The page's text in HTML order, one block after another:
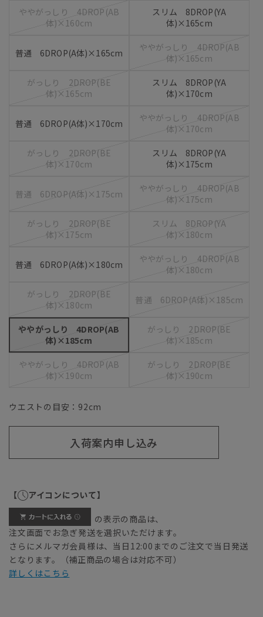
ややがっしり 4DROP(AB
体)×160cm
スリム 8DROP(YA
体)×165cm
普通 6DROP(A体)×165cm
ややがっしり 4DROP(AB
体)×165cm
がっしり 2DROP(BE
体)×165cm
スリム 8DROP(YA
体)×170cm
普通 6DROP(A体)×170cm
ややがっしり 4DROP(AB
体)×170cm
がっしり 2DROP(BE
体)×170cm
スリム 8DROP(YA
体)×175cm
普通 6DROP(A体)×175cm
ややがっしり 4DROP(AB
体)×175cm
がっしり 2DROP(BE
体)×175cm
スリム 8DROP(YA
体)×180cm
普通 6DROP(A体)×180cm
ややがっしり 4DROP(AB
体)×180cm
がっしり 2DROP(BE
体)×180cm
普通 6DROP(A体)×185cm
ややがっしり 4DROP(AB
体)×185cm
がっしり 2DROP(BE
体)×185cm
ややがっしり 4DROP(AB
体)×190cm
がっしり 2DROP(BE
体)×190cm
ウエストの目安： 92cm
入荷案内申し込み
【 アイコンについて】
の表示の商品は、
注文画面でお急ぎ発送を選択いただけます。
さらにメルマガ会員様は、当日12:00までのご注文で当日発送
となります。（補正商品の場合は対応不可）
詳しくはこちら